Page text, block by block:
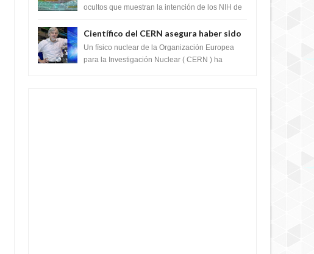
crear el SARS-CoV-2, utilizando la
ocultos que muestran la intención de los NIH de
Científico del CERN asegura haber sido
ayudado por seres de luz durante una
prueba del Colisionador de Hadrones
Un físico nuclear de la Organización Europea
para la Investigación Nuclear ( CERN ) ha